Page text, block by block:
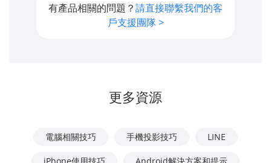
有產品相關的問題？請直接聯繫我們的客
戶支援團隊 >
更多資源
電腦相關技巧 手機投影技巧 LINE
iPhone使用技巧 Android解決方案和提示